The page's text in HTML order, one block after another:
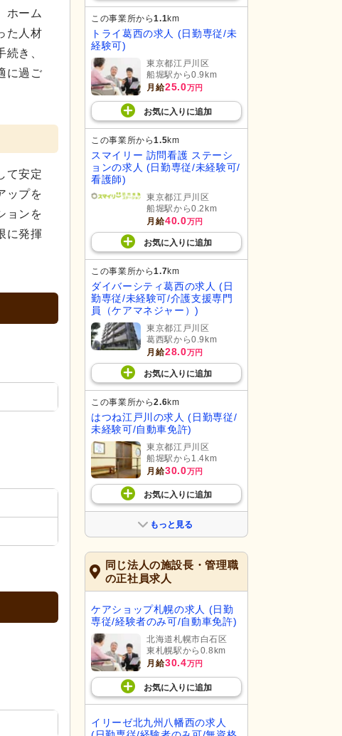
ホーム
た人材
き、
に過ご
て安定
ップを
ョンを
に発揮
この事業所から1.1km
トライ葛西の求人 (日勤専従/未
経験可)
東京都江戸川区
船堀駅から0.9km
月給25.0万円
お気に入り に追加
この事業所から1.5km
スマイリー 訪問看護 ステーシ
ョンの求人 (日勤専従/未経験可/
看護師)
東京都江戸川区
船堀駅から0.2km
月給40.0万円
お気に入り に追加
この事業所から1.7km
ダイバーシティ葛西の求人 (日
勤専従/未経験可/介護支援専門
員（ケアマネジャー）)
東京都江戸川区
葛西駅から0.9km
月給28.0万円
お気に入り に追加
この事業所から2.6km
はつね江戸川の求人 (日勤専従/
未経験可/自動車免許)
東京都江戸川区
船堀駅から1.4km
月給30.0万円
お気に入り に追加
もっと見る
同じ法人の施設長・管理職
の正社員求人
ケアショップ札幌の求人 (日勤
専従/経験者のみ可/自動車免許)
北海道札幌市白石区
東札幌駅から0.8km
月給30.4万円
お気に入り に追加
イリーゼ北九州八幡西の求人